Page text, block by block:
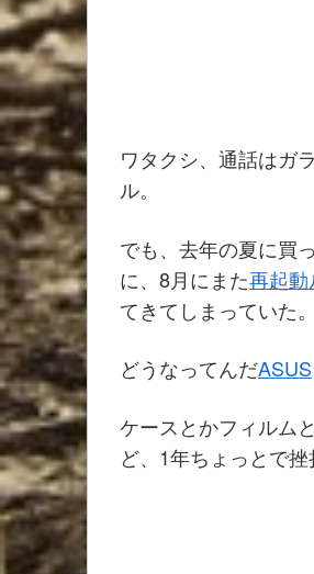
ワタクシ、通話はガ
ル。
でも、去年の夏に買
に、8月にまた再起
てきてしまっていた。
どうなってんだASUS
ケースとかフィルム
ど、1年ちょっとで挫